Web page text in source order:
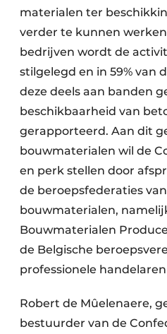
materialen ter
verder te kunnen
bedrijven wordt de
stilgelegd en in 59% van
deze deels aan banden
beschikbaarheid van
gerapporteerd. Aan dit
bouwmaterialen wil de
en perk stellen door
de beroepsfederaties
bouwmaterialen,
Bouwmaterialen
de Belgische
professionele
Robert de Mûelenaere,
bestuurder van de